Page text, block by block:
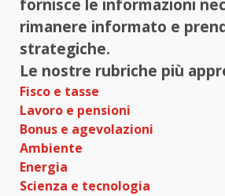
fornisce le informazioni
rimanere informato e
strategiche.
Le nostre rubriche più
Fisco e tasse
Lavoro e pensioni
Bonus e agevolazioni
Ambiente
Energia
Scienza e tecnologia